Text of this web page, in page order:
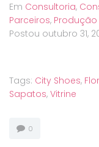
Em Consultoria,
Parceiros,
Postou outubro 31,
Tags: City Shoes,
Sapatos, Vitrine
0